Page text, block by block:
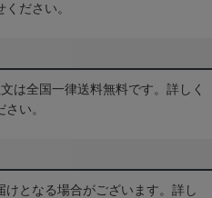
ださい。
は全国一律送料無料です。詳しく
さい。
となる場合がございます。詳し